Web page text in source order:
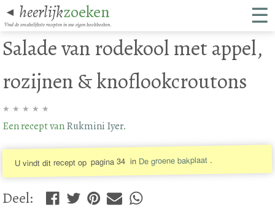
◄ heerlijkzoeken
Vind de smakelijkste recepten in uw eigen kookboeken. ☰
Salade van rodekool met appel,
rozijnen & knoflookcroutons
★ ★ ★ ★ ★
Een recept vanRukmini Iyer.
U vindt dit recept op pagina 34 in De groene bakplaat .
Deel: